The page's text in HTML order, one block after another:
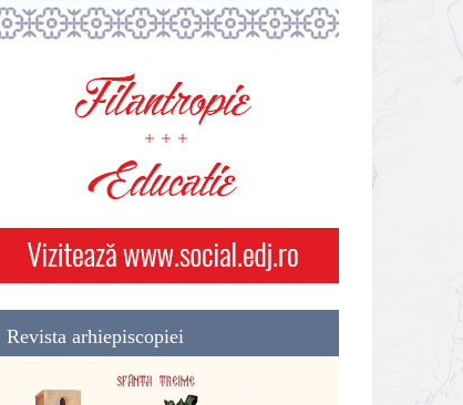
Revista arhiepiscopiei